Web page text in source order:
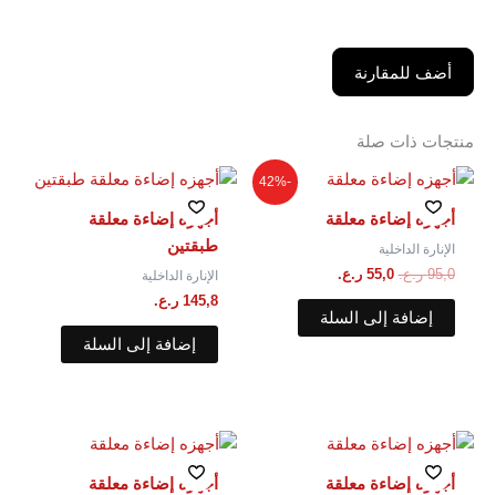
أضف للمقارنة
منتجات ذات صلة
-42%
أجهزه إضاءة معلقة
الإنارة الداخلية
95,0 ر.ع.
السعر
هو:
95,0 ر.ع..
55,0 ر.ع.
السعر
هو:
إضافة إلى السلة
أجهزه إضاءة معلقة⁩
طبقتين
الإنارة الداخلية
145,8 ر.ع.
إضافة إلى السلة
أجهزه إضاءة معلقة أجهزه إضاءة معلقة